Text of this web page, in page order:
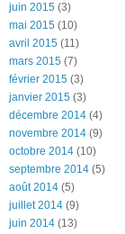
juin 2015 (3)
mai 2015 (10)
avril 2015 (11)
mars 2015 (7)
février 2015 (3)
janvier 2015 (3)
décembre 2014 (4)
novembre 2014 (9)
octobre 2014 (10)
septembre 2014 (5)
août 2014 (5)
juillet 2014 (9)
juin 2014 (13)